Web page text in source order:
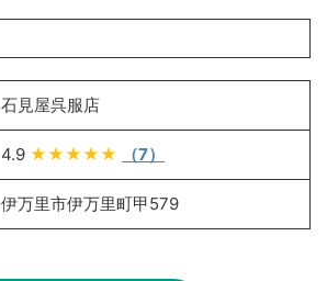
石見屋呉服店
4.9 ★★★★★ （7）
伊万里市伊万里町甲579